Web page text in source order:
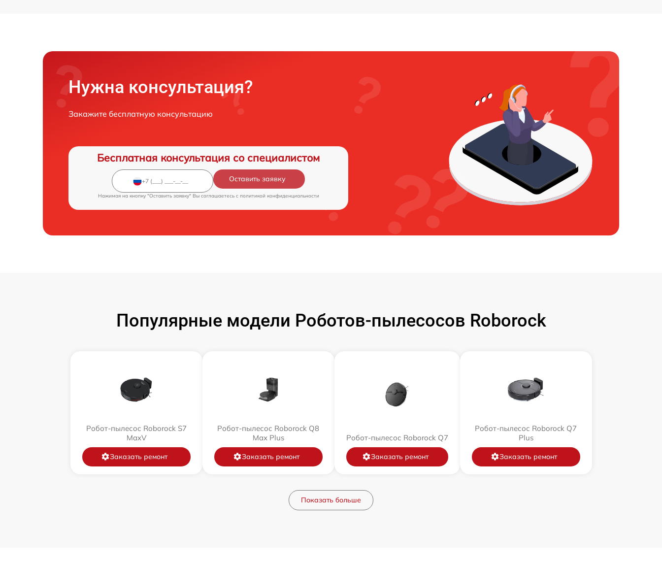
Нужна консультация?
Закажите бесплатную консультацию
Бесплатная консультация со специалистом
Оставить заявку
Нажимая на кнопку "Оставить заявку" Вы соглашаетесь c политикой конфиденциальности
Популярные модели Роботов-пылесосов Roborock
Робот-пылесос Roborock S7
MaxV
Заказать ремонт
Робот-пылесос Roborock Q8
Max Plus
Заказать ремонт
Робот-пылесос Roborock Q7
Заказать ремонт
Робот-пылесос Roborock Q7
Plus
Заказать ремонт
Показать больше